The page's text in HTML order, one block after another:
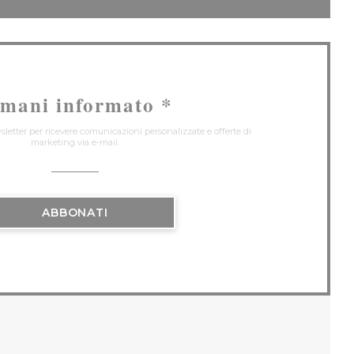
informato *
per ricevere comunicazioni personalizzate e offerte di
marketing via e-mail.
ABBONATI
FINESTRA))